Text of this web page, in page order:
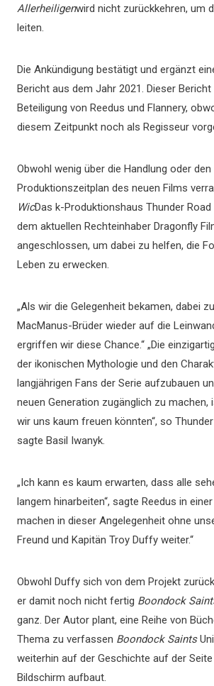
Allerheiligenwird nicht zurückkehren, um
leiten.
Die Ankündigung bestätigt und ergänzt
Bericht aus dem Jahr 2021. Dieser
Beteiligung von Reedus und Flannery,
diesem Zeitpunkt noch als Regisseur
Obwohl wenig über die Handlung oder den
Produktionszeitplan des neuen Films
WicDas k-Produktionshaus Thunder
dem aktuellen Rechteinhaber Dragonfly
angeschlossen, um dabei zu helfen, die
Leben zu erwecken.
„Als wir die Gelegenheit bekamen, dabei
MacManus-Brüder wieder auf die
ergriffen wir diese Chance.“ „Die
der ikonischen Mythologie und den
langjährigen Fans der Serie aufzubauen
neuen Generation zugänglich zu
wir uns kaum freuen könnten“, so Thunder
sagte Basil Iwanyk.
„Ich kann es kaum erwarten, dass alle
langem hinarbeiten“, sagte Reedus in einer
machen in dieser Angelegenheit ohne
Freund und Kapitän Troy Duffy weiter.“
Obwohl Duffy sich von dem Projekt
er damit noch nicht fertig Boondock
ganz. Der Autor plant, eine Reihe von
Thema zu verfassen Boondock Saints
weiterhin auf der Geschichte auf der
Bildschirm aufbaut.